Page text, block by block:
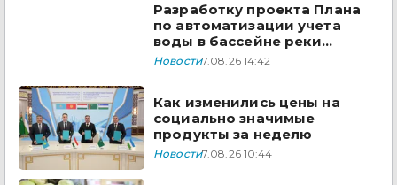
Разработку проекта Плана
по автоматизации учета
воды в бассейне реки
Сырдарья одобрили
Новости7.08.26 14:42
Как изменились цены на
социально значимые
продукты за неделю
Новости7.08.26 10:44